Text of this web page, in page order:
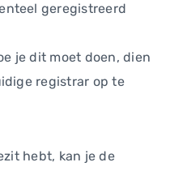
geregistreerd
je dit moet doen, dien
registrar op te
hebt, kan je de